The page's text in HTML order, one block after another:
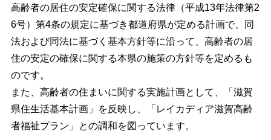
高齢者の居住の安定確保に関する法律（平成13年法律第2
6号）第4条の規定に基づき都道府県が定める計画で、同
法および同法に基づく基本方針等に沿って、高齢者の居
住の安定の確保に関する本県の施策の方針等を定めるも
のです。
また、高齢者の住まいに関する実施計画として、「滋賀
県住生活基本計画」を反映し、「レイカディア滋賀高齢
者福祉プラン」との調和を図っています。